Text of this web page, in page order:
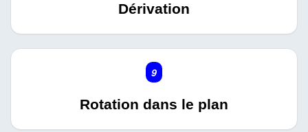
Dérivation
9
Rotation dans le plan